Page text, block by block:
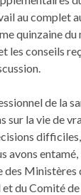
au complet
quinzaine
les conseils
de la
sur la vie de
avons
Ministères
du Comité